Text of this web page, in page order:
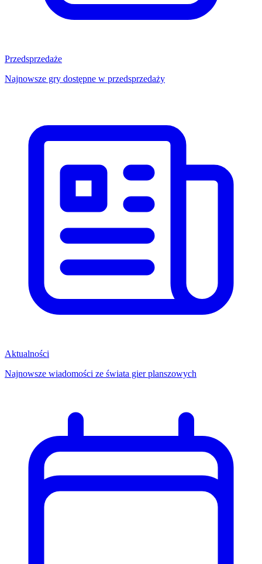
Przedsprzedaże
Najnowsze gry dostępne w przedsprzedaży
Aktualności
Najnowsze wiadomości ze świata gier planszowych